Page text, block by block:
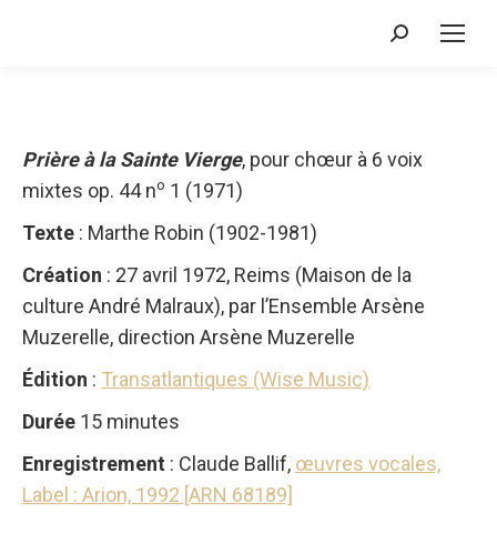
Recherche
Prière à la Sainte Vierge, pour chœur à 6 voix
mixtes op. 44 no 1 (1971)
Texte : Marthe Robin (1902-1981)
Création : 27 avril 1972, Reims (Maison de la
culture André Malraux), par l’Ensemble Arsène
Muzerelle, direction Arsène Muzerelle
Édition : Transatlantiques (Wise Music)
Durée 15 minutes
Enregistrement : Claude Ballif, œuvres vocales,
Label : Arion, 1992 [ARN 68189]